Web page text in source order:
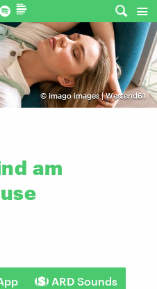
©imago images | Westend61
am
ARD Sounds